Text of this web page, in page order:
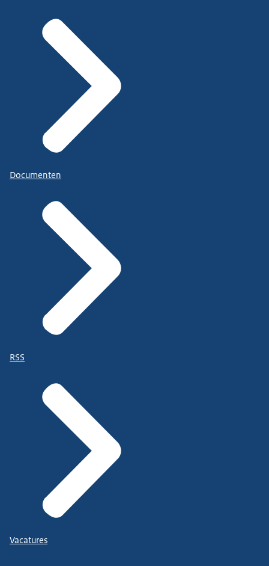
Documenten
RSS
Vacatures